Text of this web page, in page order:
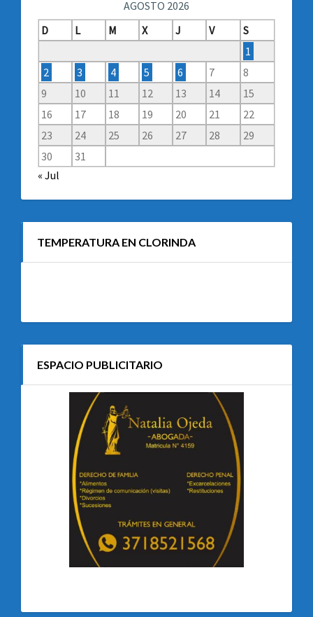
AGOSTO 2026
D
L M X J V
S
1
2
3 4 5 6 7
8
9
10 11 12 13 14
15
16
17 18 19 20 21
22
23
24 25 26 27 28
29
30
31
« Jul
TEMPERATURA EN CLORINDA
ESPACIO PUBLICITARIO